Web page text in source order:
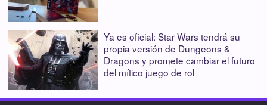
Ya es oficial: Star Wars tendrá su
propia versión de Dungeons &
Dragons y promete cambiar el futuro
del mítico juego de rol